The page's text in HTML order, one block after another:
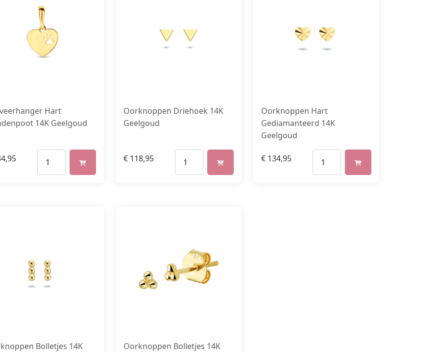
Hart
14K Geelgoud
Oorknoppen Driehoek 14K
Geelgoud
€118,95
Oorknoppen Hart
Gediamanteerd 14K
Geelgoud
€134,95
Bolletjes 14K
Oorknoppen Bolletjes 14K